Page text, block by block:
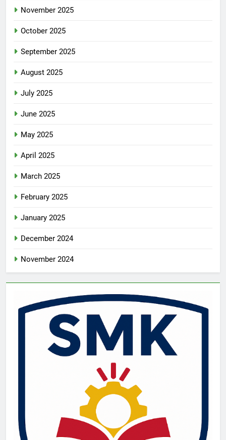
November 2025
October 2025
September 2025
August 2025
July 2025
June 2025
May 2025
April 2025
March 2025
February 2025
January 2025
December 2024
November 2024